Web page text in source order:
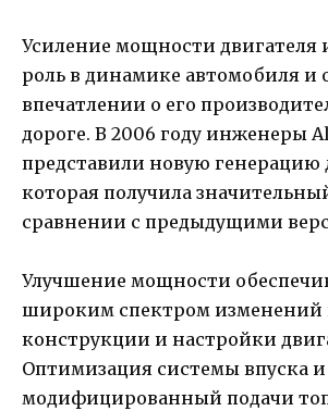
Усиление мощности двигателя
роль в динамике автомобиля и
впечатлении о его
дороге. В 2006 году инженеры
представили новую генерацию
которая получила
сравнении с предыдущими
Улучшение мощности
широким спектром изменений
конструкции и настройки
Оптимизация системы впуска
модифицированный подачи